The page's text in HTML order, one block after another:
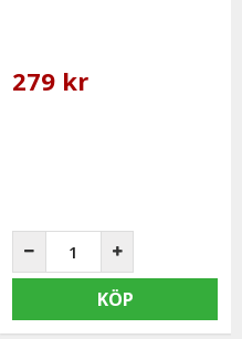
279 kr
KÖP